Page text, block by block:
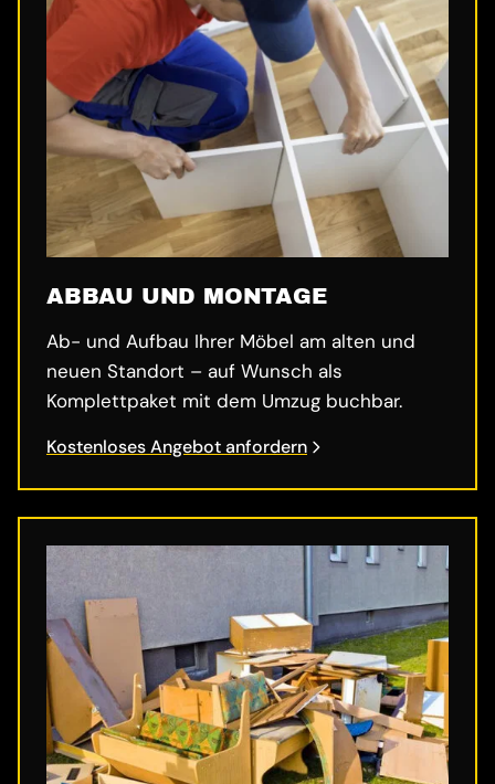
ABBAU UND MONTAGE
Ab- und Aufbau Ihrer Möbel am alten und
neuen Standort – auf Wunsch als
Komplettpaket mit dem Umzug buchbar.
Kostenloses Angebot anfordern